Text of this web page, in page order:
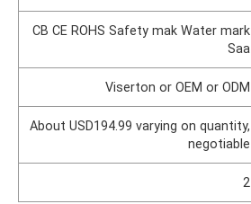
CB CE ROHS Safety mak Water mark
Saa
Viserton or OEM or ODM
About USD194.99 varying on quantity,
negotiable
2